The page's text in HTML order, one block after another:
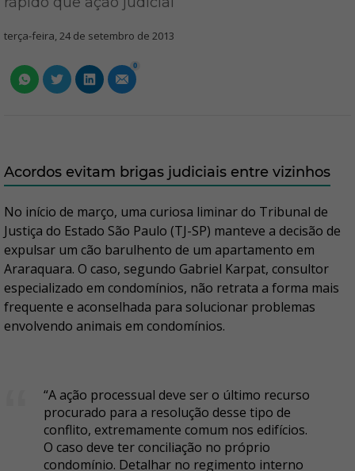
terça-feira, 24 de setembro de 2013
0
Acordos evitam brigas judiciais entre vizinhos
No início de março, uma curiosa liminar do Tribunal de
Justiça do Estado São Paulo (TJ-SP) manteve a decisão de
expulsar um cão barulhento de um apartamento em
Araraquara. O caso, segundo Gabriel Karpat, consultor
especializado em condomínios, não retrata a forma mais
frequente e aconselhada para solucionar problemas
envolvendo animais em condomínios.
“A ação processual deve ser o último recurso
procurado para a resolução desse tipo de
conflito, extremamente comum nos edifícios.
O caso deve ter conciliação no próprio
condomínio. Detalhar no regimento interno